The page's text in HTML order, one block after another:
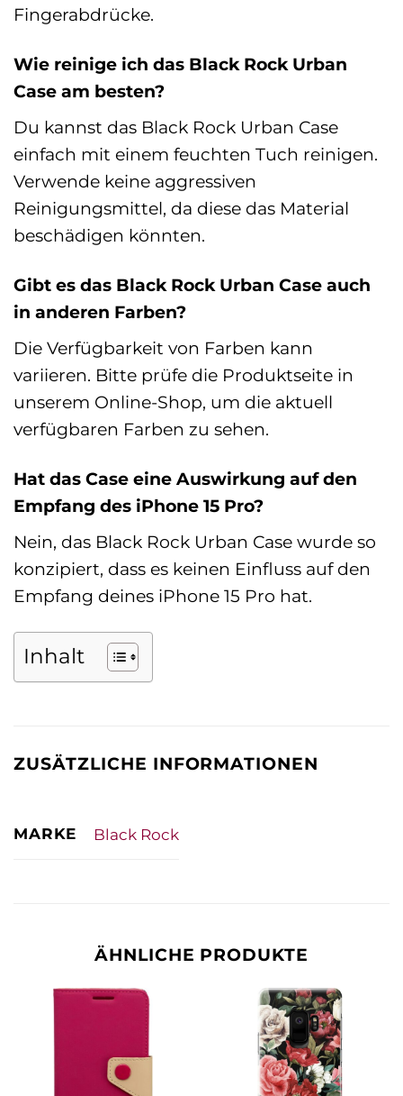
Fingerabdrücke.
Wie reinige ich das Black Rock Urban
Case am besten?
Du kannst das Black Rock Urban Case
einfach mit einem feuchten Tuch reinigen.
Verwende keine aggressiven
Reinigungsmittel, da diese das Material
beschädigen könnten.
Gibt es das Black Rock Urban Case auch
in anderen Farben?
Die Verfügbarkeit von Farben kann
variieren. Bitte prüfe die Produktseite in
unserem Online-Shop, um die aktuell
verfügbaren Farben zu sehen.
Hat das Case eine Auswirkung auf den
Empfang des iPhone 15 Pro?
Nein, das Black Rock Urban Case wurde so
konzipiert, dass es keinen Einfluss auf den
Empfang deines iPhone 15 Pro hat.
Inhalt
ZUSÄTZLICHE INFORMATIONEN
MARKE Black Rock
ÄHNLICHE PRODUKTE